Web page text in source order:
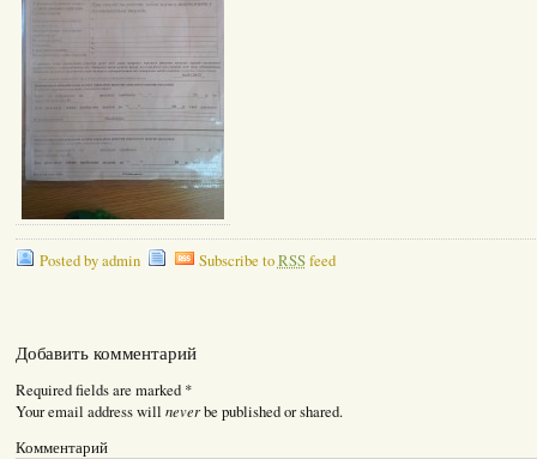
Posted by admin Subscribe toRSSfeed
Добавить комментарий
Required fields are marked *
Your email address will neverbe published or shared.
Комментарий